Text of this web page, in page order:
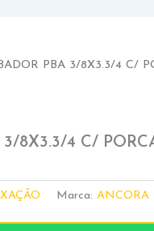
PBA 3/8X3.3/4 C/
8X3.3/4 C/
Marca:ANCORA